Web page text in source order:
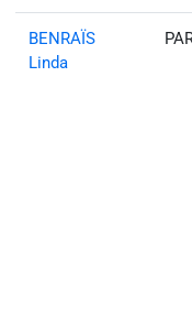
BENRAÏS
Linda